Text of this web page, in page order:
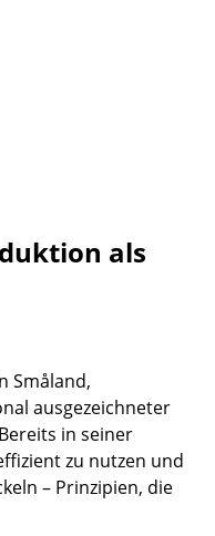
als
Småland,
ausgezeichneter
in seiner
zu nutzen und
– Prinzipien, die